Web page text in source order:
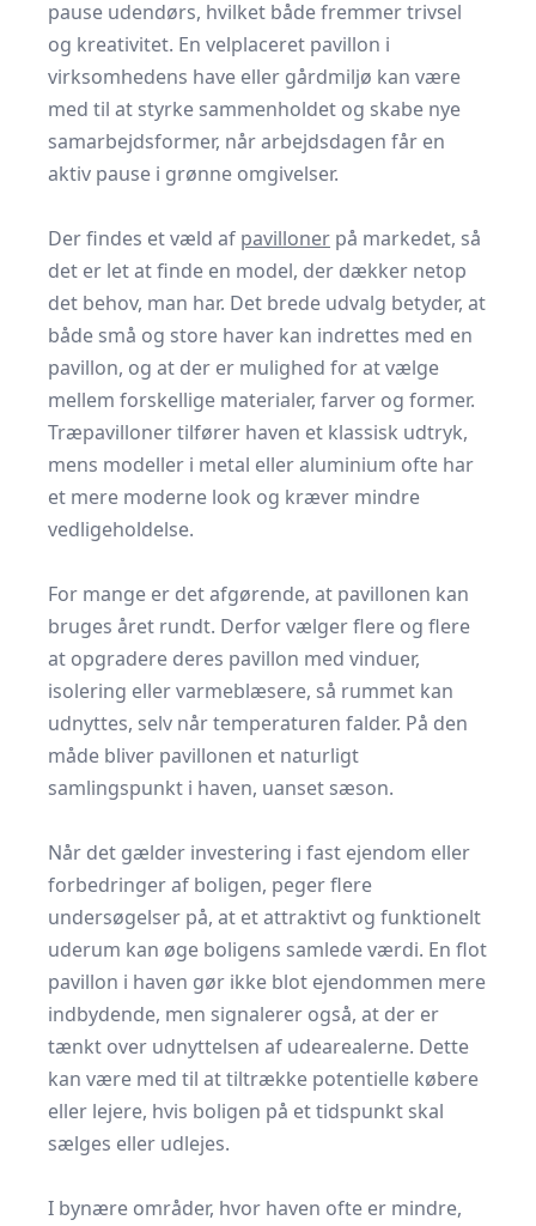
pause udendørs, hvilket både fremmer trivsel
og kreativitet. En velplaceret pavillon i
virksomhedens have eller gårdmiljø kan være
med til at styrke sammenholdet og skabe nye
samarbejdsformer, når arbejdsdagen får en
aktiv pause i grønne omgivelser.
Der findes et væld af pavilloner på markedet, så
det er let at finde en model, der dækker netop
det behov, man har. Det brede udvalg betyder, at
både små og store haver kan indrettes med en
pavillon, og at der er mulighed for at vælge
mellem forskellige materialer, farver og former.
Træpavilloner tilfører haven et klassisk udtryk,
mens modeller i metal eller aluminium ofte har
et mere moderne look og kræver mindre
vedligeholdelse.
For mange er det afgørende, at pavillonen kan
bruges året rundt. Derfor vælger flere og flere
at opgradere deres pavillon med vinduer,
isolering eller varmeblæsere, så rummet kan
udnyttes, selv når temperaturen falder. På den
måde bliver pavillonen et naturligt
samlingspunkt i haven, uanset sæson.
Når det gælder investering i fast ejendom eller
forbedringer af boligen, peger flere
undersøgelser på, at et attraktivt og funktionelt
uderum kan øge boligens samlede værdi. En flot
pavillon i haven gør ikke blot ejendommen mere
indbydende, men signalerer også, at der er
tænkt over udnyttelsen af udearealerne. Dette
kan være med til at tiltrække potentielle købere
eller lejere, hvis boligen på et tidspunkt skal
sælges eller udlejes.
I bynære områder, hvor haven ofte er mindre,